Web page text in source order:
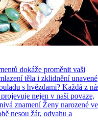
dokáže proměnit vaši
těla i zklidnění unavené
s hvězdami? Každá z
nejen v naší povaze,
znamení Ženy narozené ve
nesou žár, odvahu a